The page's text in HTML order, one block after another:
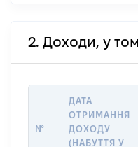
2. Доходи, у
№
ДАТА
ОТРИМАННЯ
ДОХОДУ
(НАБУТТЯ У